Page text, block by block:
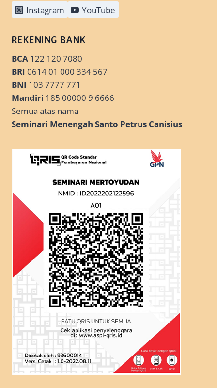
Instagram YouTube
REKENING BANK
BCA 122 120 7080
BRI 0614 01 000 334 567
BNI 103 7777 771
Mandiri 185 00000 9 6666
Semua atas nama
Seminari Menengah Santo Petrus Canisius